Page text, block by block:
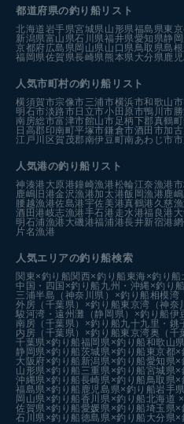
都道府県の釣り船リスト
北海道 岩手県宮城県 山形県福島県東
新潟県富山県石川県福井県愛知県静
京都府広島県岡山県 山口県 鳥取県島
福岡県佐賀県長崎県 熊本県 大分県 鹿
人気市町村の釣り船リスト
横須賀市宗像市三浦市横浜市和歌山市
明石市淡路市日立市小田原市鴨川市
南房総市富津市館山市 足柄下郡真鶴町
日高郡印南町平塚市鎌倉市酒田市加
江戸川区賀茂郡南伊豆町南あわじ市
人気港の釣り船リスト
神湊港 大原港鐘崎漁港松輪江奈漁港
鹿嶋旧港金沢漁港加太港飯岡漁港 鹿
腰越漁港佐島港宇佐美港真鶴港 久慈
酒田港岐志漁港手石港 走水港福良港
明石浦漁港 大磯港福浦港長井新宿港
片名漁港
人気エリアの釣り船検索
関東×釣り船関西×釣り船 東海×釣り船
中国・四国×釣り船 九州・沖縄×釣り船
三浦半島（神奈川県）×釣り船相模湾
外房（千葉県）×釣り船東京湾（神奈
駿河湾・遠州灘（静岡県）×釣り船伊
南房（千葉県）×釣り船九十九里・銚
内房（千葉県）×釣り船東京湾奥（千
千葉県×釣り船福岡県×釣り船和歌山
静岡県×釣り船茨城県×釣り船 東京都×
大阪府×釣り船 新潟県×釣り船愛知県×
山形県×釣り船 三重県×釣り船宮城県×
沖縄県×釣り船長崎県×釣り船 鳥取県×
福島県×釣り船 鹿児島県×釣り船岩手
岡山県×釣り船香川県×釣り船北海道
佐賀県×釣り船愛媛県×釣り船埼玉県×
石川県×釣り船徳島県×釣り船 大分県×